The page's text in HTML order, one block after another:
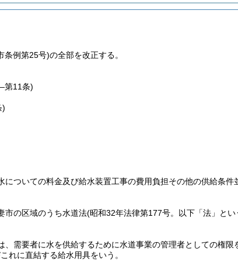
例第25号)の全部を改正する。
第11条)
)
についての料金及び給水装置工事の費用負担その他の供給条
市の区域のうち水道法(昭和32年法律第177号。以下「法」とい
、需要者に水を供給するために水道事業の管理者としての権限
れに直結する給水用具をいう。